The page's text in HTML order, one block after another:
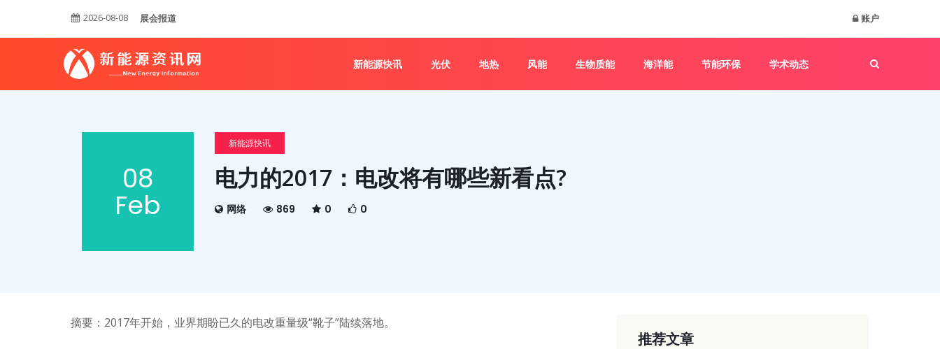
2026-08-08 展会报道 账户
新能源快讯 光伏 地热 风能 生物质能 海洋能 节能环保 学术动态
08
Feb
新能源快讯
电力的2017：电改将有哪些新看点?
网络 869 0 0
摘要：2017年开始，业界期盼已久的电改重量级“靴子”陆续落地。
推荐文章